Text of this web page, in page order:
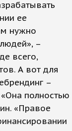
ее
нужно
–
всего,
А вот для
–
полностью
«Правое